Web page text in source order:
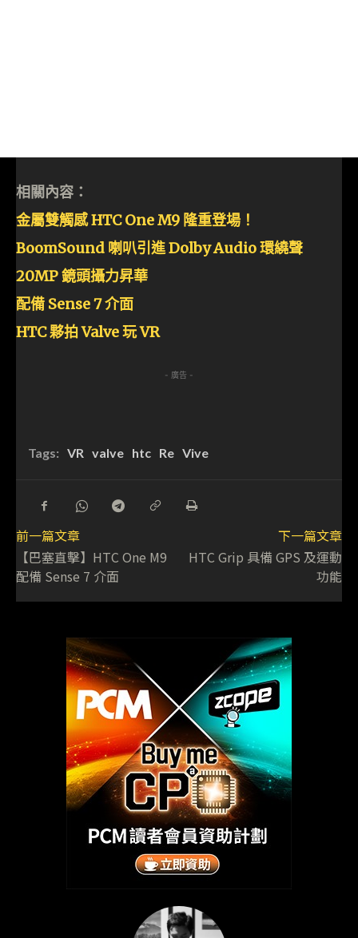
相關內容：
金屬雙觸感 HTC One M9 隆重登場！
BoomSound 喇叭引進 Dolby Audio 環繞聲
20MP 鏡頭攝力昇華
配備 Sense 7 介面
HTC 夥拍 Valve 玩 VR
- 廣告 -
Tags: VR valve htc Re Vive
前一篇文章
【巴塞直擊】HTC One M9
配備 Sense 7 介面
下一篇文章
HTC Grip 具備 GPS 及運動
功能